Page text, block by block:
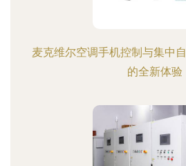
麦克维尔空调手机控制与集中
的全新体验